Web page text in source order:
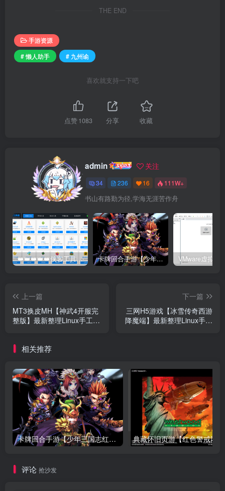
THE END
手游资源
# 懒人助手
# 九州谕
喜欢就支持一下吧
点赞1083 分享 收藏
admin 关注
34 236 16 111W+
书山有路勤为径,学海无涯苦作舟
👑👑👑👑👑侠客工具箱移动版👑👑👑👑👑 卡牌回合手游【少年三国志红将版】最新整理Linux手工服务端+懒人助手+安卓客户端+GM后台+搭建教程
上一篇
MT3换皮MH【神武4开服完
整版】最新整理Linux手工服
下一篇
三网H5游戏【冰雪传奇西游
降魔端】最新整理Linux手工
相关推荐
卡牌回合手游【少年三国志红将版】最新整理Linux手工服务端+懒人助手+安卓客户端+GM后台+搭建教程
评论 抢沙发